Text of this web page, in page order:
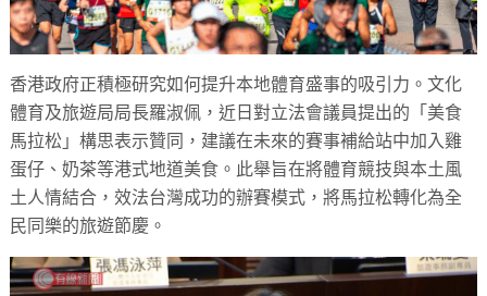
香港政府正積極研究如何提升本地體育盛事的吸引力。文化
體育及旅遊局局長羅淑佩，近日對立法會議員提出的「美食
馬拉松」構思表示贊同，建議在未來的賽事補給站中加入雞
蛋仔、奶茶等港式地道美食。此舉旨在將體育競技與本土風
土人情結合，效法台灣成功的辦賽模式，將馬拉松轉化為全
民同樂的旅遊節慶。